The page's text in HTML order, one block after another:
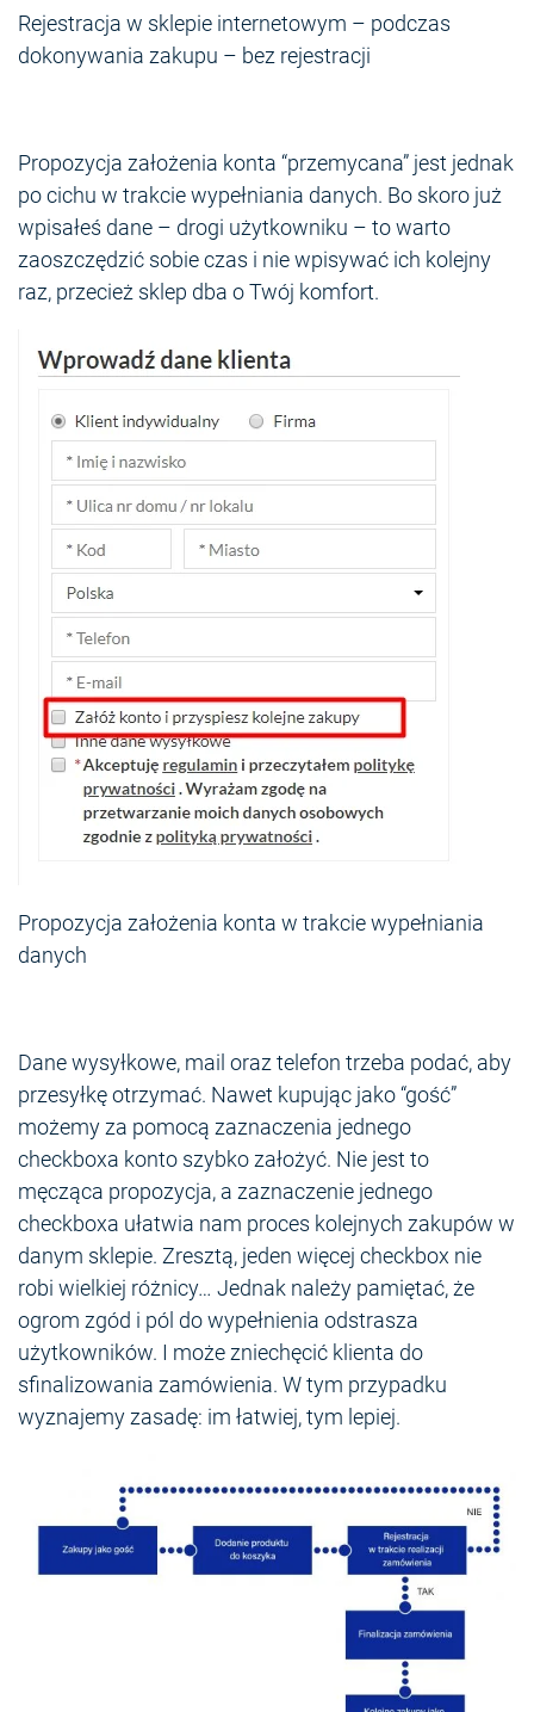
Rejestracja w sklepie internetowym – podczas
dokonywania zakupu – bez rejestracji
Propozycja założenia konta “przemycana” jest jednak
po cichu w trakcie wypełniania danych. Bo skoro już
wpisałeś dane – drogi użytkowniku – to warto
zaoszczędzić sobie czas i nie wpisywać ich kolejny
raz, przecież sklep dba o Twój komfort.
Propozycja założenia konta w trakcie wypełniania
danych
Dane wysyłkowe, mail oraz telefon trzeba podać, aby
przesyłkę otrzymać. Nawet kupując jako “gość”
możemy za pomocą zaznaczenia jednego
checkboxa konto szybko założyć. Nie jest to
męcząca propozycja, a zaznaczenie jednego
checkboxa ułatwia nam proces kolejnych zakupów w
danym sklepie. Zresztą, jeden więcej checkbox nie
robi wielkiej różnicy… Jednak należy pamiętać, że
ogrom zgód i pól do wypełnienia odstrasza
użytkowników. I może zniechęcić klienta do
sfinalizowania zamówienia. W tym przypadku
wyznajemy zasadę: im łatwiej, tym lepiej.